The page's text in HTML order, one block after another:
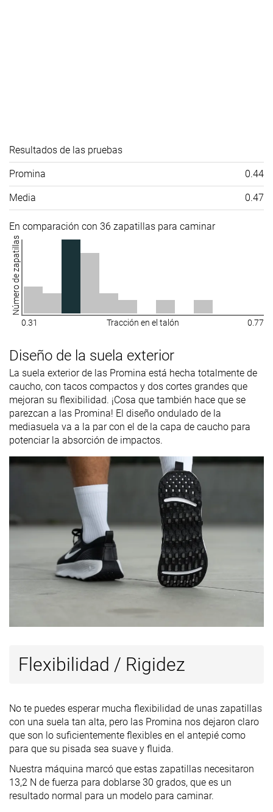
Resultados de las pruebas
Promina 0.44
Media 0.47
En comparación con 36 zapatillas para caminar
Número de zapatillas
0.31 Tracción en el talón 0.77
Diseño de la suela exterior
La suela exterior de las Promina está hecha totalmente de
caucho, con tacos compactos y dos cortes grandes que
mejoran su flexibilidad. ¡Cosa que también hace que se
parezcan a las Promina! El diseño ondulado de la
mediasuela va a la par con el de la capa de caucho para
potenciar la absorción de impactos.
Flexibilidad / Rigidez
No te puedes esperar mucha flexibilidad de unas zapatillas
con una suela tan alta, pero las Promina nos dejaron claro
que son lo suficientemente flexibles en el antepié como
para que su pisada sea suave y fluida.
Nuestra máquina marcó que estas zapatillas necesitaron
13,2 N de fuerza para doblarse 30 grados, que es un
resultado normal para un modelo para caminar.